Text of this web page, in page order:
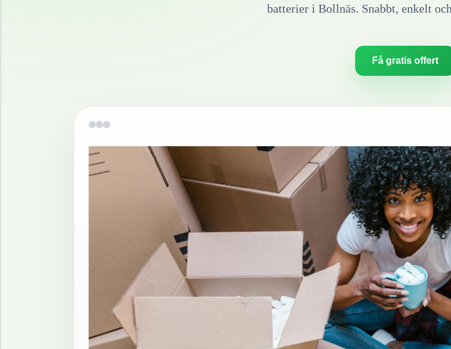
batterier i Bollnäs. Snabbt, enkelt
Få gratis offert